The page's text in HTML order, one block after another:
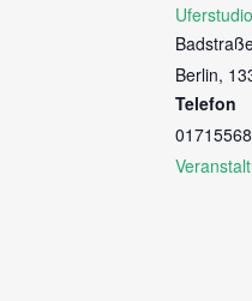
Berlin,
Telefon